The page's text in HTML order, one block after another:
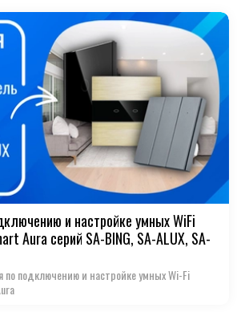
и настройке умных WiFi
Aura серий SA-BING, SA-ALUX, SA-
по подключению и настройке умных Wi-Fi